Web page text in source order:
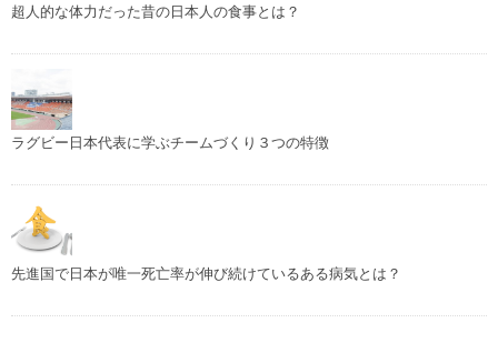
超人的な体力だった昔の日本人の食事とは？
ラグビー日本代表に学ぶチームづくり３つの特徴
先進国で日本が唯一死亡率が伸び続けているある病気とは？